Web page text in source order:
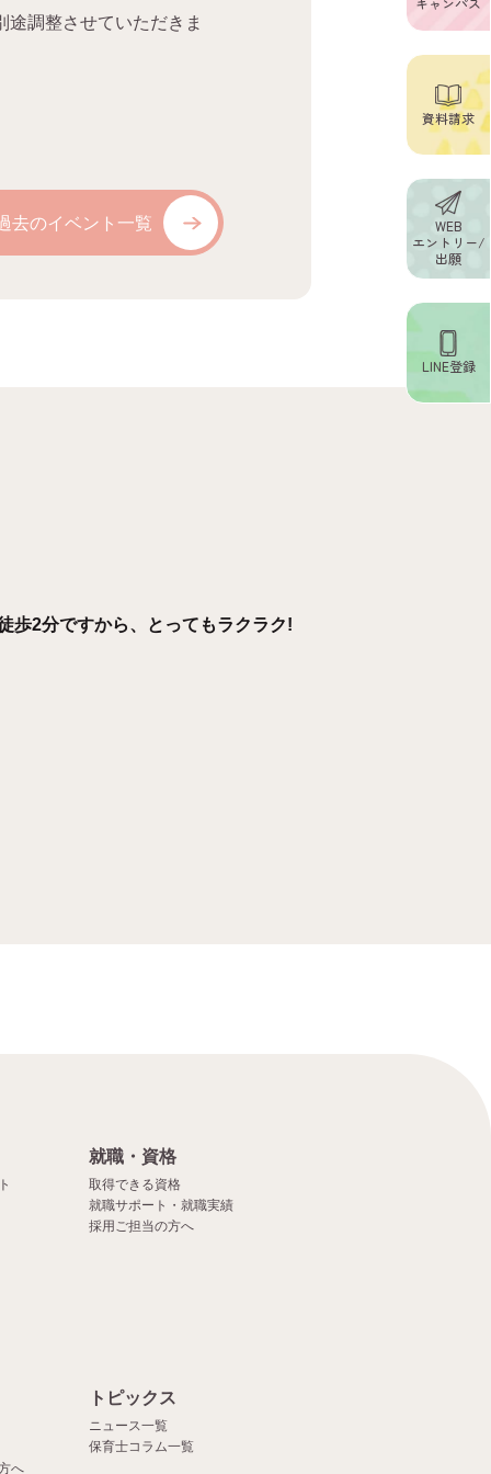
調整させていただきま
去のイベント一覧
歩2分ですから、とってもラクラク!
資料請求
WEB
エントリー/
出願
LINE登録
就職・資格
取得できる資格
就職サポート・就職実績
採用ご担当の方へ
へ
トピックス
ニュース一覧
保育士コラム一覧